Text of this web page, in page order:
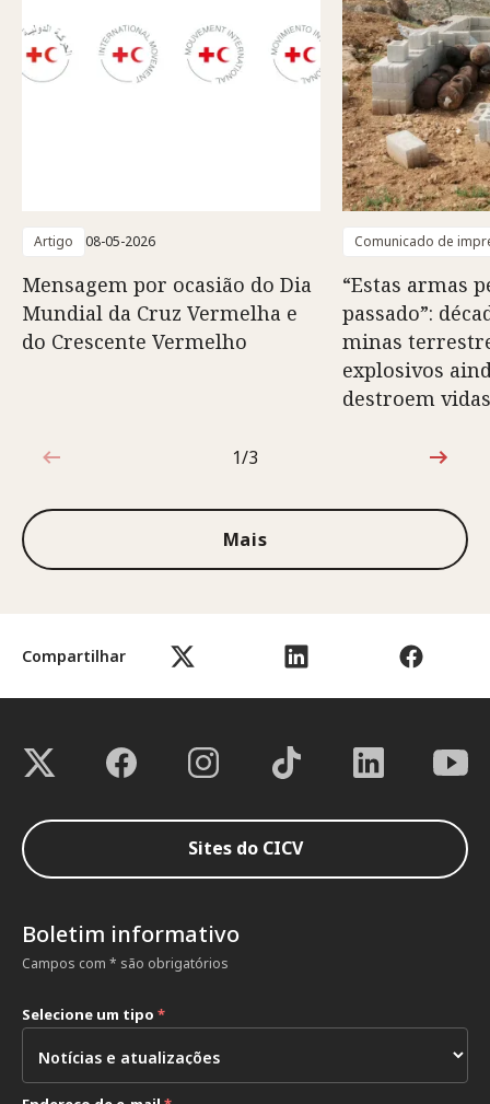
Compartilhar
Artigo 08-05-2026
Mensagem por ocasião do Dia
Mundial da Cruz Vermelha e
do Crescente Vermelho
Comunicado de
“Estas armas
passado”:
minas
explosivos
destroem vidas
1 de 3
1/3
Mais
Sites do CICV
Boletim informativo
Campos com * são obrigatórios
Selecione um tipo *